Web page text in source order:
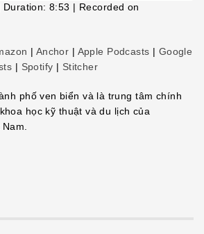
Duration: 8:53 | Recorded on
| Anchor | Apple Podcasts | Google
| Spotify | Stitcher
phố ven biển và là trung tâm chính
học kỹ thuật và du lịch của